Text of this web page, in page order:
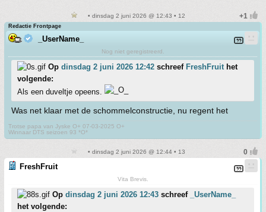
• dinsdag 2 juni 2026 @ 12:43 • 12
Redactie Frontpage
_UserName_
Nog niet geregistreerd.
Op dinsdag 2 juni 2026 12:42 schreef FreshFruithet
volgende:
Als een duveltje opeens.
Was net klaar met de schommelconstructie, nu regent het
Trotse papa van Jyske O+ 07-03-2025 O+
Winnaar DTS seizoen 93 *O*
• dinsdag 2 juni 2026 @ 12:44 • 13
FreshFruit
Vita Brevis.
Op dinsdag 2 juni 2026 12:43 schreef
_UserName_
het volgende: